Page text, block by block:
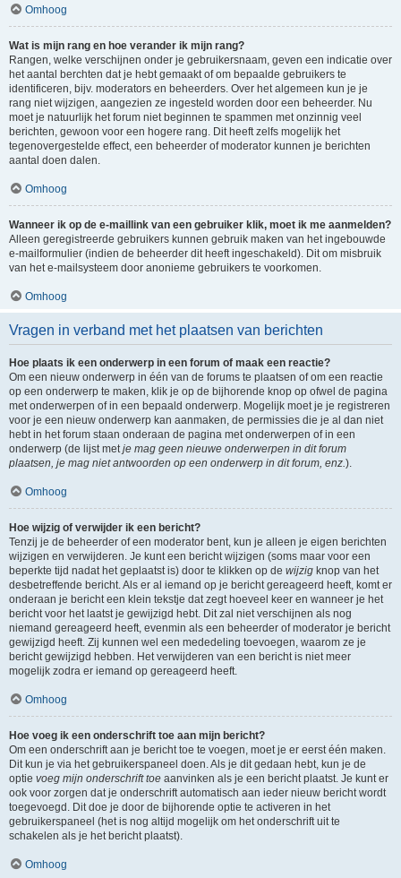
Omhoog
Wat is mijn rang en hoe verander ik mijn rang?
Rangen, welke verschijnen onder je gebruikersnaam, geven een indicatie over
het aantal berchten dat je hebt gemaakt of om bepaalde gebruikers te
identificeren, bijv. moderators en beheerders. Over het algemeen kun je je
rang niet wijzigen, aangezien ze ingesteld worden door een beheerder. Nu
moet je natuurlijk het forum niet beginnen te spammen met onzinnig veel
berichten, gewoon voor een hogere rang. Dit heeft zelfs mogelijk het
tegenovergestelde effect, een beheerder of moderator kunnen je berichten
aantal doen dalen.
Omhoog
Wanneer ik op de e-maillink van een gebruiker klik, moet ik me aanmelden?
Alleen geregistreerde gebruikers kunnen gebruik maken van het ingebouwde
e-mailformulier (indien de beheerder dit heeft ingeschakeld). Dit om misbruik
van het e-mailsysteem door anonieme gebruikers te voorkomen.
Omhoog
Vragen in verband met het plaatsen van berichten
Hoe plaats ik een onderwerp in een forum of maak een reactie?
Om een nieuw onderwerp in één van de forums te plaatsen of om een reactie
op een onderwerp te maken, klik je op de bijhorende knop op ofwel de pagina
met onderwerpen of in een bepaald onderwerp. Mogelijk moet je je registreren
voor je een nieuw onderwerp kan aanmaken, de permissies die je al dan niet
hebt in het forum staan onderaan de pagina met onderwerpen of in een
onderwerp (de lijst metje mag geen nieuwe onderwerpen in dit forum
plaatsen, je mag niet antwoorden op een onderwerp in dit forum, enz.).
Omhoog
Hoe wijzig of verwijder ik een bericht?
Tenzij je de beheerder of een moderator bent, kun je alleen je eigen berichten
wijzigen en verwijderen. Je kunt een bericht wijzigen (soms maar voor een
beperkte tijd nadat het geplaatst is) door te klikken op de wijzig knop van het
desbetreffende bericht. Als er al iemand op je bericht gereageerd heeft, komt er
onderaan je bericht een klein tekstje dat zegt hoeveel keer en wanneer je het
bericht voor het laatst je gewijzigd hebt. Dit zal niet verschijnen als nog
niemand gereageerd heeft, evenmin als een beheerder of moderator je bericht
gewijzigd heeft. Zij kunnen wel een mededeling toevoegen, waarom ze je
bericht gewijzigd hebben. Het verwijderen van een bericht is niet meer
mogelijk zodra er iemand op gereageerd heeft.
Omhoog
Hoe voeg ik een onderschrift toe aan mijn bericht?
Om een onderschrift aan je bericht toe te voegen, moet je er eerst één maken.
Dit kun je via het gebruikerspaneel doen. Als je dit gedaan hebt, kun je de
optie voeg mijn onderschrift toe aanvinken als je een bericht plaatst. Je kunt er
ook voor zorgen dat je onderschrift automatisch aan ieder nieuw bericht wordt
toegevoegd. Dit doe je door de bijhorende optie te activeren in het
gebruikerspaneel (het is nog altijd mogelijk om het onderschrift uit te
schakelen als je het bericht plaatst).
Omhoog